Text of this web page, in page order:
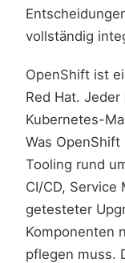
vollständig
OpenShift ist
Red Hat. Jeder
Kubernetes-
Was
Tooling rund
CI/CD, Service
getesteter
Komponenten
pflegen muss.